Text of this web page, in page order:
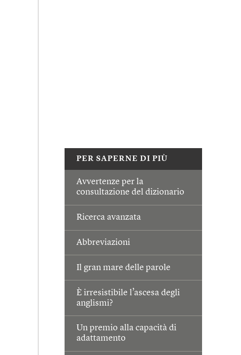
PER SAPERNE DI PIÙ
Avvertenze per la
consultazione del dizionario
Ricerca avanzata
Abbreviazioni
Il gran mare delle parole
È irresistibile l’ascesa degli
anglismi?
Un premio alla capacità di
adattamento